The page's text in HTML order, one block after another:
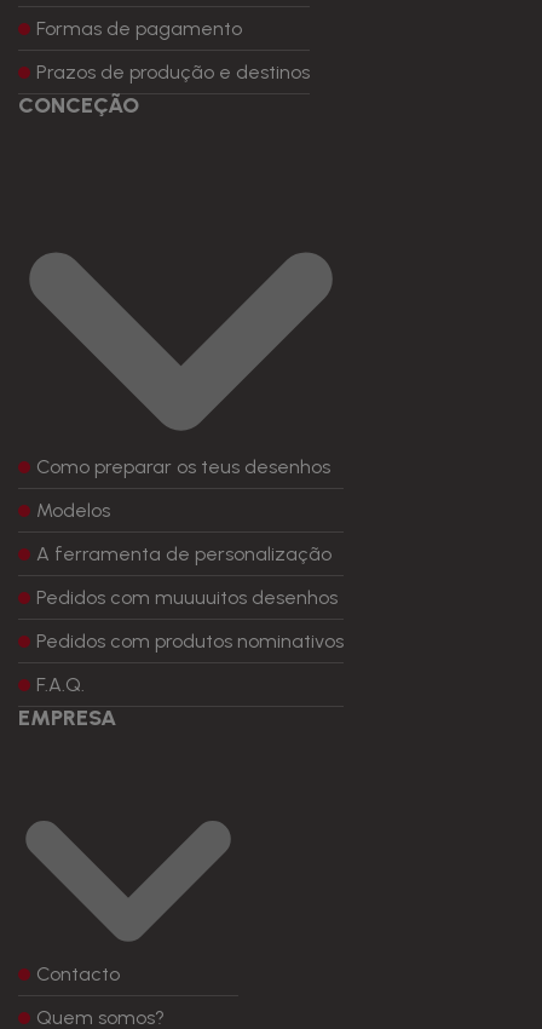
Formas de pagamento
Prazos de produção e destinos
CONCEÇÃO
Como preparar os teus desenhos
Modelos
A ferramenta de personalização
Pedidos com muuuuitos desenhos
Pedidos com produtos nominativos
F.A.Q.
EMPRESA
Contacto
Quem somos?